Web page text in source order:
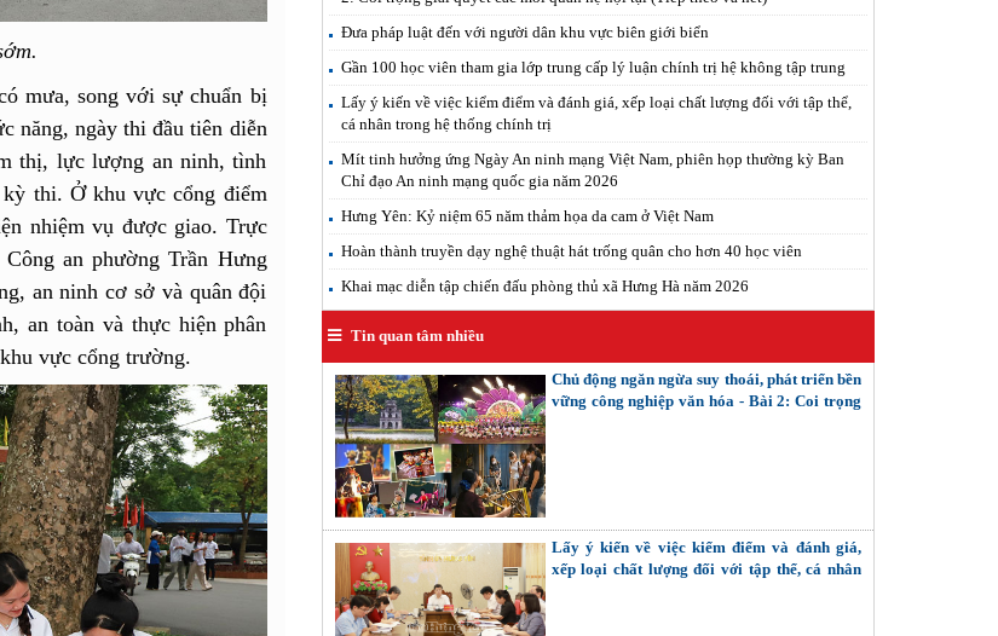
mưa, song với sự chuẩn bị
năng, ngày thi đầu tiên diễn
thị, lực lượng an ninh, tình
kỳ thi. Ở khu vực cổng điểm
nhiệm vụ được giao. Trực
an phường Trần Hưng
an ninh cơ sở và quân đội
an toàn và thực hiện phân
vực cổng trường.
Đưa pháp luật đến với người dân khu vực biên giới biển
Gần 100 học viên tham gia lớp trung cấp lý luận chính trị hệ không tập trung
Lấy ý kiến về việc kiểm điểm và đánh giá, xếp loại chất lượng đối với tập thể,
cá nhân trong hệ thống chính trị
Mít tinh hưởng ứng Ngày An ninh mạng Việt Nam, phiên họp thường kỳ Ban
Chỉ đạo An ninh mạng quốc gia năm 2026
Hưng Yên: Kỷ niệm 65 năm thảm họa da cam ở Việt Nam
Hoàn thành truyền dạy nghệ thuật hát trống quân cho hơn 40 học viên
Khai mạc diễn tập chiến đấu phòng thủ xã Hưng Hà năm 2026
Tin quan tâm nhiều
Chủ động ngăn ngừa suy thoái, phát triển bền
vững công nghiệp văn hóa - Bài 2: Coi trọng
Lấy ý kiến về việc kiểm điểm và đánh giá,
xếp loại chất lượng đối với tập thể, cá nhân